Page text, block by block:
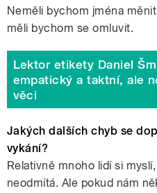
Neměli bychom jména
měli bychom se omluvit.
Lektor etikety Daniel
empatický a taktní, ale
věci
Jakých dalších chyb se
vykání?
Relativně mnoho lidí si
neodmítá. Ale pokud nám